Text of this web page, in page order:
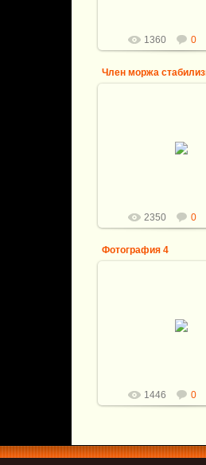
1360 0
Член моржа
Член моржа
2350 0
Фотография 4
1446 0